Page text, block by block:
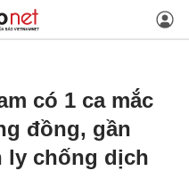
có 1 ca mắc
đồng, gần
ly chống dịch